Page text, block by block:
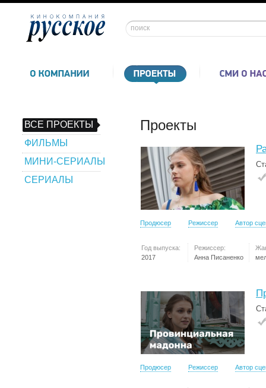
ВСЕ ПРОЕКТЫ
ФИЛЬМЫ
МИНИ-СЕРИАЛЫ
СЕРИАЛЫ
Проекты
Продюсер Режиссер Автор
Год выпуска:
2017
Режиссер:
Анна Писаненко
Продюсер Режиссер Автор